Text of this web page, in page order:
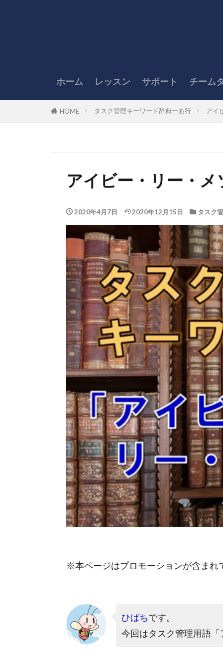
ホーム レッスン サポート チーム
HOME タスク管理キーワード辞典ーあ行 アイ
アイビー・リー・
2020年4月7日 2020年12月15日 タスク
※本ページはプロモーションが含まれ
ひばちです。
今回はタスク管理用語